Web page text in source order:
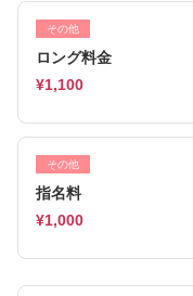
その他
ロング料金
¥1,100
その他
指名料
¥1,000